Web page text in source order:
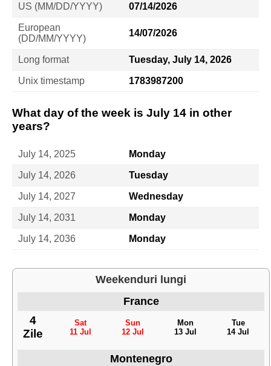
US (MM/DD/YYYY) 07/14/2026
European
(DD/MM/YYYY)
14/07/2026
Long format Tuesday, July 14, 2026
Unix timestamp 1783987200
What day of the week is July 14 in other
years?
July 14, 2025 Monday
July 14, 2026 Tuesday
July 14, 2027 Wednesday
July 14, 2031 Monday
July 14, 2036 Monday
Weekenduri lungi
France
4
Zile
Sat
11 Jul
Sun
12 Jul
Mon
13 Jul
Tue
14 Jul
Montenegro